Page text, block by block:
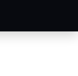
【国際取引】